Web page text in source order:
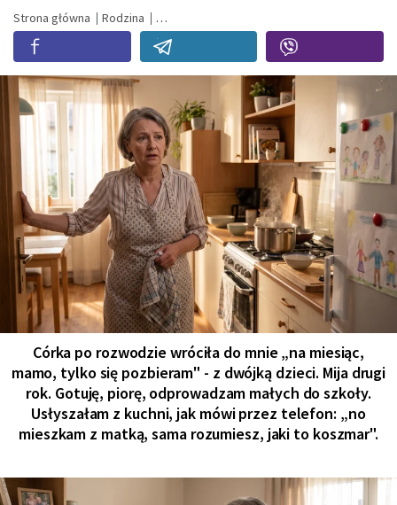
Strona główna
Rodzina
Córka po rozwodzie wróciła do mnie „na miesiąc,
mamo, tylko się pozbieram" - z dwójką dzieci. Mija drugi
rok. Gotuję, piorę, odprowadzam małych do szkoły.
Usłyszałam z kuchni, jak mówi przez telefon: „no
mieszkam z matką, sama rozumiesz, jaki to koszmar".